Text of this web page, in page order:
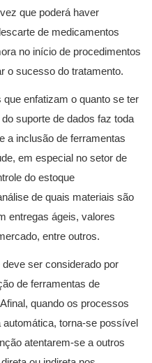
que poderá haver
de medicamentos
no início de procedimentos
o sucesso do tratamento.
enfatizam o quanto se ter
suporte de dados faz toda
a inclusão de ferramentas
em especial no setor de
do estoque
de quais materiais são
entregas ágeis, valores
entre outros.
ser considerado por
de ferramentas de
quando os processos
torna-se possível
atentarem-se a outros